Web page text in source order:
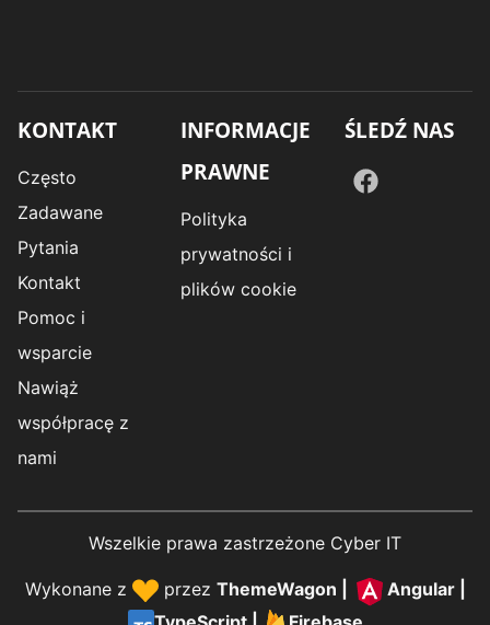
KONTAKT
Często
Zadawane
Pytania
Kontakt
Pomoc i
wsparcie
Nawiąż
współpracę z
nami
INFORMACJE
PRAWNE
Polityka
prywatności i
plików cookie
ŚLEDŹ NAS
Wszelkie prawa zastrzeżone Cyber IT
Wykonane z przez ThemeWagon Angular|